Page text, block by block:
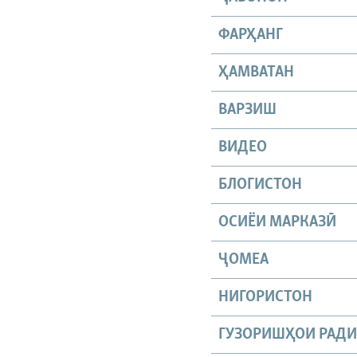
ФАРҲАНГ
ҲАМВАТАН
ВАРЗИШ
ВИДЕО
БЛОГИСТОН
ОСИЁИ МАРКАЗӢ
ҶОМEА
НИГОРИСТОН
ГУЗОРИШҲОИ